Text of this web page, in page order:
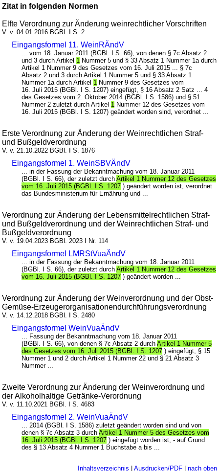
Zitat in folgenden Normen
Elfte Verordnung zur Änderung weinrechtlicher Vorschriften
V. v. 04.01.2016 BGBl. I S. 2
Eingangsformel 11. WeinRÄndV
... vom 18. Januar 2011 (BGBl. I S. 66), von denen § 7c Absatz 2
und 3 durch Artikel 1 Nummer 5 und § 33 Absatz 1 Nummer 1a durch
Artikel 1 Nummer 9 des Gesetzes vom 16. Juli 2015 ... § 7c
Absatz 2 und 3 durch Artikel 1 Nummer 5 und § 33 Absatz 1
Nummer 1a durch Artikel 1 Nummer 9 des Gesetzes vom
16. Juli 2015 (BGBl. I S. 1207) eingefügt, § 16 Absatz 2 Satz ... 4
des Gesetzes vom 2. Oktober 2014 (BGBl. I S. 1586) und § 51
Nummer 2 zuletzt durch Artikel 1 Nummer 12 des Gesetzes vom
16. Juli 2015 (BGBl. I S. 1207) geändert worden sind, verordnet ...
Erste Verordnung zur Änderung der Weinrechtlichen Straf-
und Bußgeldverordnung
V. v. 21.10.2022 BGBl. I S. 1876
Eingangsformel 1. WeinSBVÄndV
... in der Fassung der Bekanntmachung vom 18. Januar 2011
(BGBl. I S. 66), der zuletzt durchArtikel 1 Nummer 12 des Gesetzes
vom 16. Juli 2015 (BGBl. I S. 1207 ) geändert worden ist, verordnet
das Bundesministerium für Ernährung und ...
Verordnung zur Änderung der Lebensmittelrechtlichen Straf-
und Bußgeldverordnung und der Weinrechtlichen Straf- und
Bußgeldverordnung
V. v. 19.04.2023 BGBl. 2023 I Nr. 114
Eingangsformel LMRStVuaÄndV
... in der Fassung der Bekanntmachung vom 18. Januar 2011
(BGBl. I S. 66), der zuletzt durchArtikel 1 Nummer 12 des Gesetzes
vom 16. Juli 2015 (BGBl. I S. 1207 ) geändert worden ...
Verordnung zur Änderung der Weinverordnung und der Obst-
Gemüse-Erzeugerorganisationendurchführungsverordnung
V. v. 14.12.2018 BGBl. I S. 2480
Eingangsformel WeinVuaÄndV
... Fassung der Bekanntmachung vom 18. Januar 2011
(BGBl. I S. 66), von denen § 7c Absatz 2 durchArtikel 1 Nummer 5
des Gesetzes vom 16. Juli 2015 (BGBl. I S. 1207 ) eingefügt, § 15
Nummer 1 und 2 durch Artikel 1 Nummer 22 und § 21 Absatz 3
Nummer ...
Zweite Verordnung zur Änderung der Weinverordnung und
der Alkoholhaltige Getränke-Verordnung
V. v. 11.10.2021 BGBl. I S. 4683
Eingangsformel 2. WeinVuaÄndV
... 2014 (BGBl. I S. 1586) zuletzt geändert worden sind und von
denen § 7c Absatz 3 durchArtikel 1 Nummer 5 des Gesetzes vom
16. Juli 2015 (BGBl. I S. 1207 ) eingefügt worden ist, - auf Grund
des § 13 Absatz 4 Nummer 1 Buchstabe a bis ...
Inhaltsverzeichnis Ausdrucken/PDF| nach oben